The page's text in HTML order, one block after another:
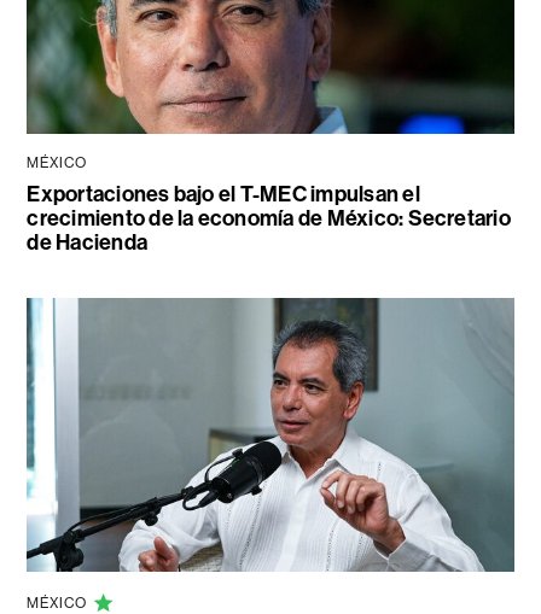
MÉXICO
Exportaciones bajo el T-MEC impulsan el
crecimiento de la economía de México: Secretario
de Hacienda
MÉXICO